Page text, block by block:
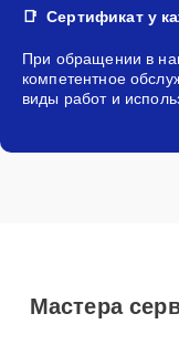
Сертификат у
При обращении в
компетентное
виды работ и
Мастера